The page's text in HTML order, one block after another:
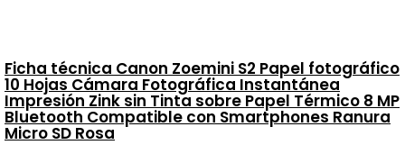
Ficha técnica Canon Zoemini S2 Papel fotográfico
10 Hojas Cámara Fotográfica Instantánea
Impresión Zink sin Tinta sobre Papel Térmico 8 MP
Bluetooth Compatible con Smartphones Ranura
Micro SD Rosa